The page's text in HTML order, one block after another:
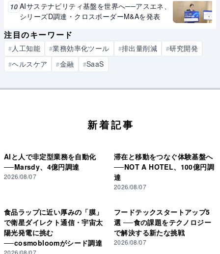
10 AIサステナビリティ基盤を世界へ──アスエネ、
シリーズD調達・クロスボーダーM&Aを発表
注目のキーワード
#人工知能 #業務効率化ツール #排出量削減 #研究開発
#ヘルスケア #金融 #SaaS
新着記事
AIと人で非定型業務を自動化
──Marsdy、4億円調達
2026/08/07
滞在と移動をつなぐ体験基盤へ
──NOT A HOTEL、100億円調
達
2026/08/07
食品ラップに近い厚みの「膜」
で衛星ダイレクト通信・宇宙太
陽光発電に挑む
──cosmobloomがシード調達
2026/08/07
フードテックスタートアップ5
選 ──食の課題をテクノロジー
で解決する新たな挑戦
2026/08/07